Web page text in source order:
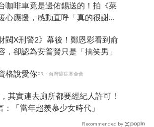
咖啡車竟是邊佑錫送的！拍《菜
心應援，感動直呼「真的很謝
閥X刑警2》幕後！鄭恩彩看到俞
，卻認為安普賢只是「搞笑男」
格說愛你PR・台灣癌症基金會
其實連去廁所都要經紀人許可！
：「當年超羨慕少女時代」
Recommended by